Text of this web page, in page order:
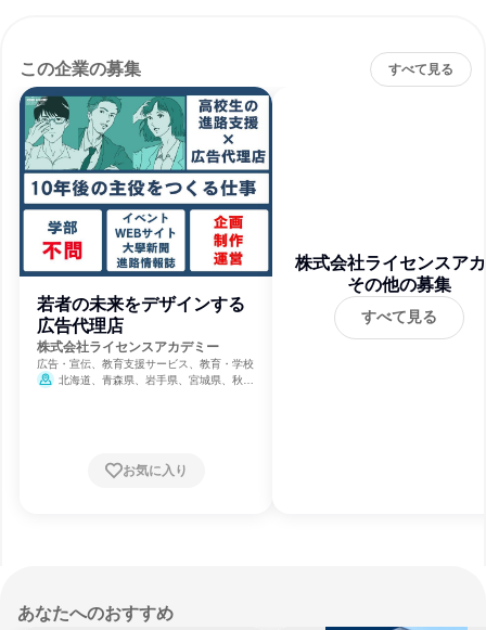
この企業の募集 すべて見る
若者の未来をデザインする
広告代理店
株式会社ライセンスアカデミー
広告・宣伝、教育支援サービス、教育・学校
北海道、青森県、岩手県、宮城県、秋田
賀県、京都府、大阪府、兵庫県、奈良県、和
歌山県、鳥取県、島根県、岡山県、広島県、
お気に入り
株式会社ライセンスア
ミー
その他の募集
すべて見る
あなたへのおすすめ